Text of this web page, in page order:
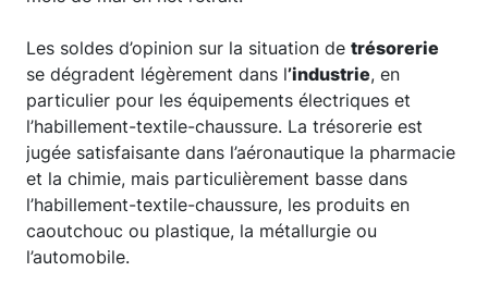
Les soldes d’opinion sur la situation de trésorerie
se dégradent légèrement dans l’industrie, en
particulier pour les équipements électriques et
l’habillement-textile-chaussure. La trésorerie est
jugée satisfaisante dans l’aéronautique la pharmacie
et la chimie, mais particulièrement basse dans
l’habillement-textile-chaussure, les produits en
caoutchouc ou plastique, la métallurgie ou
l’automobile.